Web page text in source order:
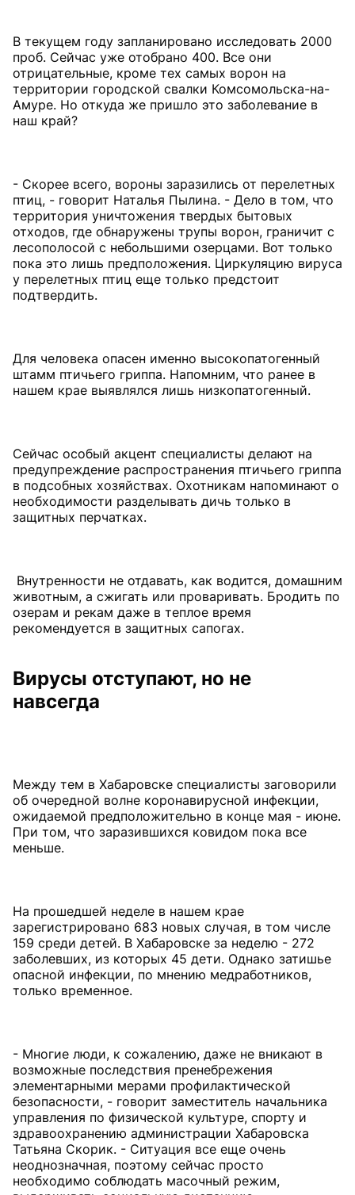
В текущем году запланировано исследовать 2000
проб. Сейчас уже отобрано 400. Все они
отрицательные, кроме тех самых ворон на
территории городской свалки Комсомольска-на-
Амуре. Но откуда же пришло это заболевание в
наш край?
- Скорее всего, вороны заразились от перелетных
птиц, - говорит Наталья Пылина. - Дело в том, что
территория уничтожения твердых бытовых
отходов, где обнаружены трупы ворон, граничит с
лесополосой с небольшими озерцами. Вот только
пока это лишь предположения. Циркуляцию вируса
у перелетных птиц еще только предстоит
подтвердить.
Для человека опасен именно высокопатогенный
штамм птичьего гриппа. Напомним, что ранее в
нашем крае выявлялся лишь низкопатогенный.
Сейчас особый акцент специалисты делают на
предупреждение распространения птичьего гриппа
в подсобных хозяйствах. Охотникам напоминают о
необходимости разделывать дичь только в
защитных перчатках.
Внутренности не отдавать, как водится, домашним
животным, а сжигать или проваривать. Бродить по
озерам и рекам даже в теплое время
рекомендуется в защитных сапогах.
Вирусы отступают, но не
навсегда
Между тем в Хабаровске специалисты заговорили
об очередной волне коронавирусной инфекции,
ожидаемой предположительно в конце мая - июне.
При том, что заразившихся ковидом пока все
меньше.
На прошедшей неделе в нашем крае
зарегистрировано 683 новых случая, в том числе
159 среди детей. В Хабаровске за неделю - 272
заболевших, из которых 45 дети. Однако затишье
опасной инфекции, по мнению медработников,
только временное.
- Многие люди, к сожалению, даже не вникают в
возможные последствия пренебрежения
элементарными мерами профилактической
безопасности, - говорит заместитель начальника
управления по физической культуре, спорту и
здравоохранению администрации Хабаровска
Татьяна Скорик. - Ситуация все еще очень
неоднозначная, поэтому сейчас просто
необходимо соблюдать масочный режим,